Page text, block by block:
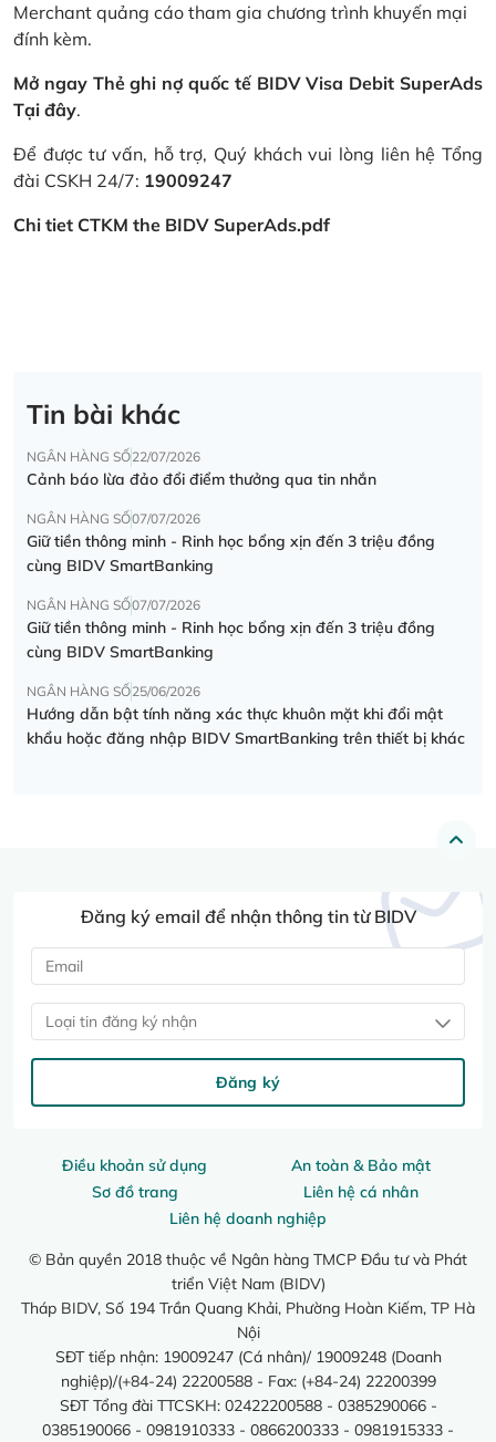
Merchant quảng cáo tham gia chương trình khuyến mại
đính kèm.
Mở ngay Thẻ ghi nợ quốc tế BIDV Visa Debit SuperAds
Tại đây.
Để được tư vấn, hỗ trợ, Quý khách vui lòng liên hệ Tổng
đài CSKH 24/7: 19009247
Chi tiet CTKM the BIDV SuperAds.pdf
Tin bài khác
NGÂN HÀNG SỐ22/07/2026
Cảnh báo lừa đảo đổi điểm thưởng qua tin nhắn
NGÂN HÀNG SỐ07/07/2026
Giữ tiền thông minh - Rinh học bổng xịn đến 3 triệu đồng
cùng BIDV SmartBanking
NGÂN HÀNG SỐ07/07/2026
Giữ tiền thông minh - Rinh học bổng xịn đến 3 triệu đồng
cùng BIDV SmartBanking
NGÂN HÀNG SỐ25/06/2026
Hướng dẫn bật tính năng xác thực khuôn mặt khi đổi mật
khẩu hoặc đăng nhập BIDV SmartBanking trên thiết bị khác
Điều khoản sử dụng
An toàn & Bảo mật
Sơ đồ trang
Liên hệ cá nhân
Liên hệ doanh nghiệp
© Bản quyền 2018 thuộc về Ngân hàng TMCP Đầu tư và Phát
triển Việt Nam (BIDV)
Tháp BIDV, Số 194 Trần Quang Khải, Phường Hoàn Kiếm, TP Hà
Nội
SĐT tiếp nhận: 19009247 (Cá nhân)/ 19009248 (Doanh
nghiệp)/(+84-24) 22200588 - Fax: (+84-24) 22200399
SĐT Tổng đài TTCSKH: 02422200588 - 0385290066 -
0385190066 - 0981910333 - 0866200333 - 0981915333 -
Đăng ký email để nhận thông tin từ BIDV
Loại tin đăng ký nhận
Đăng ký